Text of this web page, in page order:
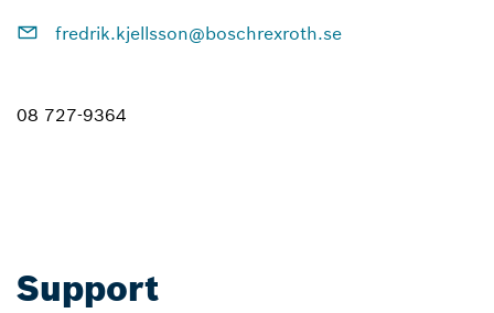
fredrik.kjellsson@boschrexroth.se
08 727-9364
Support